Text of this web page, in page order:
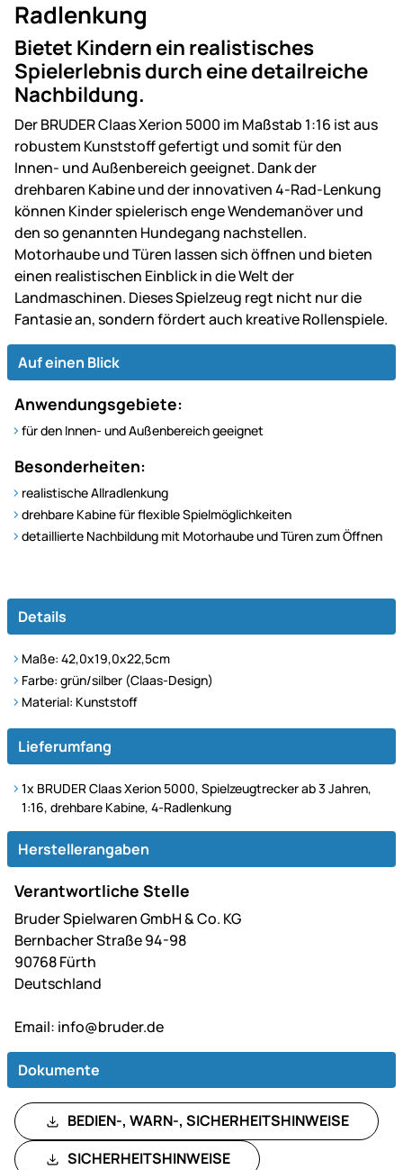
Radlenkung
Bietet Kindern ein realistisches
Spielerlebnis durch eine detailreiche
Nachbildung.
Der BRUDER Claas Xerion 5000 im Maßstab 1:16 ist aus
robustem Kunststoff gefertigt und somit für den
Innen- und Außenbereich geeignet. Dank der
drehbaren Kabine und der innovativen 4-Rad-Lenkung
können Kinder spielerisch enge Wendemanöver und
den so genannten Hundegang nachstellen.
Motorhaube und Türen lassen sich öffnen und bieten
einen realistischen Einblick in die Welt der
Landmaschinen. Dieses Spielzeug regt nicht nur die
Fantasie an, sondern fördert auch kreative Rollenspiele.
Auf einen Blick
Anwendungsgebiete:
für den Innen- und Außenbereich geeignet
Besonderheiten:
realistische Allradlenkung
drehbare Kabine für flexible Spielmöglichkeiten
detaillierte Nachbildung mit Motorhaube und Türen zum Öffnen
Details
Maße: 42,0x19,0x22,5cm
Farbe: grün/silber (Claas-Design)
Material: Kunststoff
Lieferumfang
1x BRUDER Claas Xerion 5000, Spielzeugtrecker ab 3 Jahren,
1:16, drehbare Kabine, 4-Radlenkung
Herstellerangaben
Verantwortliche Stelle
Bruder Spielwaren GmbH & Co. KG
Bernbacher Straße 94-98
90768 Fürth
Deutschland
Email: info@bruder.de
Dokumente
BEDIEN-, WARN-, SICHERHEITSHINWEISE
SICHERHEITSHINWEISE